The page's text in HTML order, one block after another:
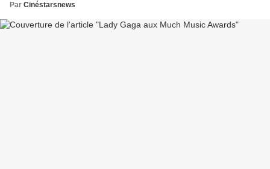
Par Cinéstarsnews